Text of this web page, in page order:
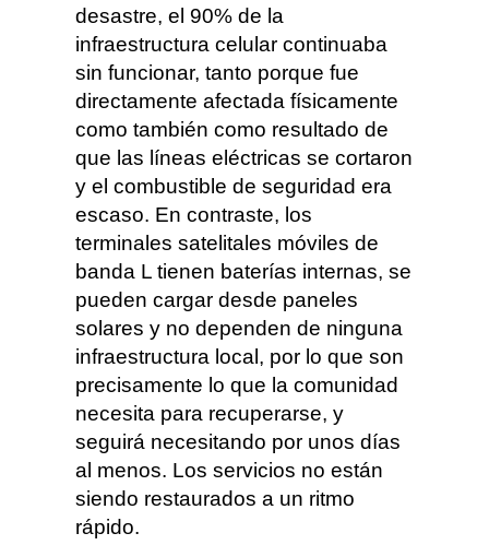
desastre, el 90% de la
infraestructura celular continuaba
sin funcionar, tanto porque fue
directamente afectada físicamente
como también como resultado de
que las líneas eléctricas se cortaron
y el combustible de seguridad era
escaso. En contraste, los
terminales satelitales móviles de
banda L tienen baterías internas, se
pueden cargar desde paneles
solares y no dependen de ninguna
infraestructura local, por lo que son
precisamente lo que la comunidad
necesita para recuperarse, y
seguirá necesitando por unos días
al menos. Los servicios no están
siendo restaurados a un ritmo
rápido.